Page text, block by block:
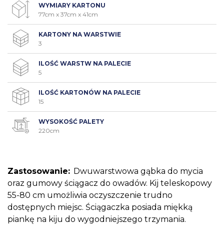
WYMIARY KARTONU
77cm x 37cm x 41cm
KARTONY NA WARSTWIE
3
ILOŚĆ WARSTW NA PALECIE
5
ILOŚĆ KARTONÓW NA PALECIE
15
WYSOKOŚĆ PALETY
220cm
Zastosowanie: Dwuwarstwowa gąbka do mycia
oraz gumowy ściągacz do owadów. Kij teleskopowy
55-80 cm umożliwia oczyszczenie trudno
dostępnych miejsc. Ściągaczka posiada miękką
piankę na kiju do wygodniejszego trzymania.